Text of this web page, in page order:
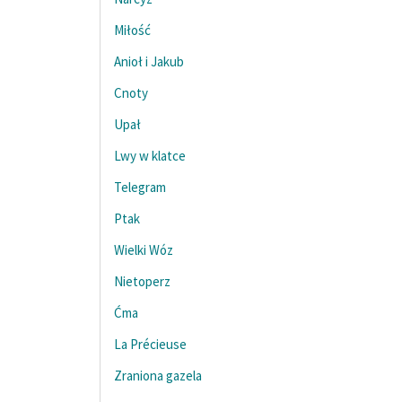
Miłość
Anioł i Jakub
Cnoty
Upał
Lwy w klatce
Telegram
Ptak
Wielki Wóz
Nietoperz
Ćma
La Précieuse
Zraniona gazela